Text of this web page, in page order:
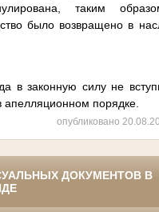
таким
было возвращено в
в законную силу не
порядке.
опубликовано
ДОКУМЕНТОВ В